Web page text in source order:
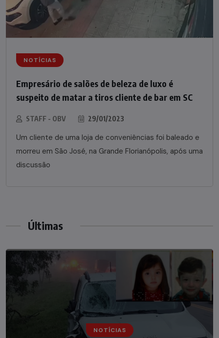
NOTÍCIAS
Empresário de salões de beleza de luxo é
suspeito de matar a tiros cliente de bar em SC
STAFF - OBV 29/01/2023
Um cliente de uma loja de conveniências foi baleado e
morreu em São José, na Grande Florianópolis, após uma
discussão
Últimas
NOTÍCIAS